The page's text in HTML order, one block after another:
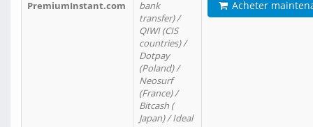
PremiumInstant.com
bank
transfer) /
QIWI (CIS
countries) /
Dotpay
(Poland) /
Neosurf
(France) /
Bitcash (
Japan) / Ideal
Acheter